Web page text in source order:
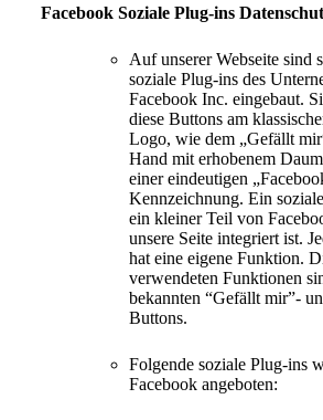
Facebook Soziale Plug-ins
Auf unserer Webseite sind
soziale Plug-ins des
Facebook Inc. eingebaut.
diese Buttons am
Logo, wie dem „Gefällt
Hand mit erhobenem
einer eindeutigen
Kennzeichnung. Ein
ein kleiner Teil von
unsere Seite integriert ist.
hat eine eigene Funktion.
verwendeten Funktionen
bekannten “Gefällt mir”-
Buttons.
Folgende soziale Plug-ins
Facebook angeboten: